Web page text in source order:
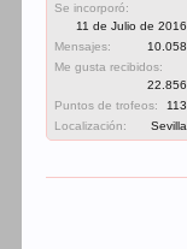
Se incorporó:
11 de Julio de 2016
Mensajes:
10.058
Me gusta recibidos:
22.856
Puntos de trofeos:
113
Localización:
Sevilla